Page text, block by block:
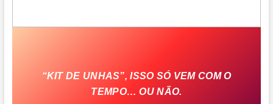
“KIT DE UNHAS”, ISSO SÓ VEM COM O
TEMPO… OU NÃO.